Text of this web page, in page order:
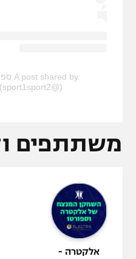
(@sport1sport2)
משתתפים
אלקטרה -